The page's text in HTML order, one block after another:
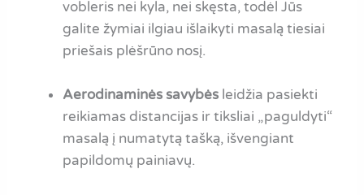
vobleris nei kyla, nei skęsta, todėl Jūs
galite žymiai ilgiau išlaikyti masalą tiesiai
priešais plėšrūno nosį.
Aerodinaminės savybės leidžia pasiekti
reikiamas distancijas ir tiksliai „paguldyti“
masalą į numatytą tašką, išvengiant
papildomų painiavų.